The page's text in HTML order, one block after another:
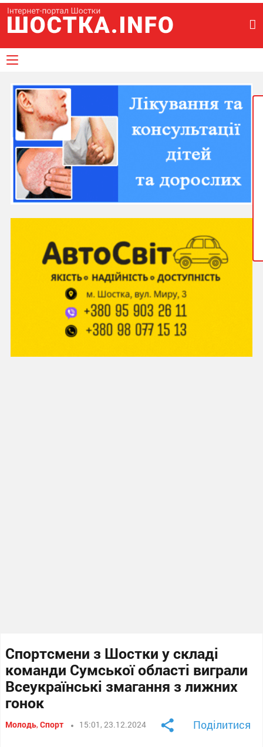
Спортсмени з Шостки у складі
команди Сумської області виграли
Всеукраїнські змагання з лижних
гонок
Молодь,Спорт 15:01, 23.12.2024 Поділитися